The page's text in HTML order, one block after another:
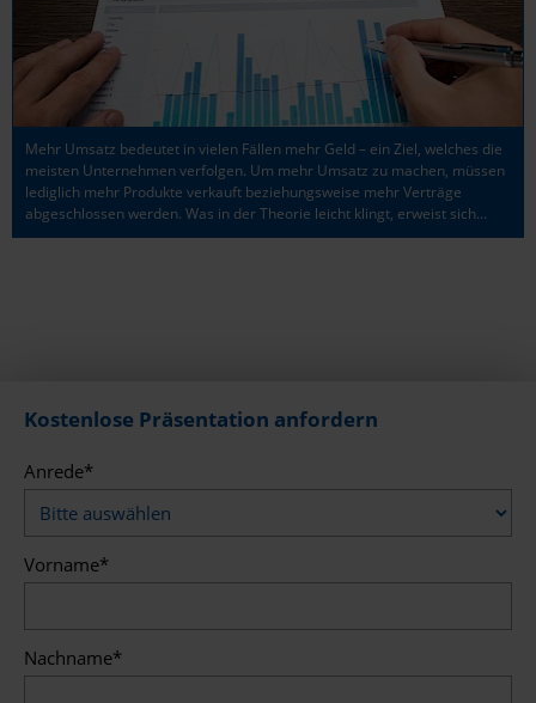
Mehr Umsatz bedeutet in vielen Fällen mehr Geld – ein Ziel, welches die
meisten Unternehmen verfolgen. Um mehr Umsatz zu machen, müssen
lediglich mehr Produkte verkauft beziehungsweise mehr Verträge
abgeschlossen werden. Was in der Theorie leicht klingt, erweist sich…
Kostenlose Präsentation anfordern
Anrede*
Vorname*
Nachname*